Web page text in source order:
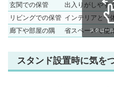
玄関での保管
出入りがしやす
リビングでの保管 インテリアと一
廊下や部屋の隅
省スペースで使
スクロー
スタンド設置時に気を